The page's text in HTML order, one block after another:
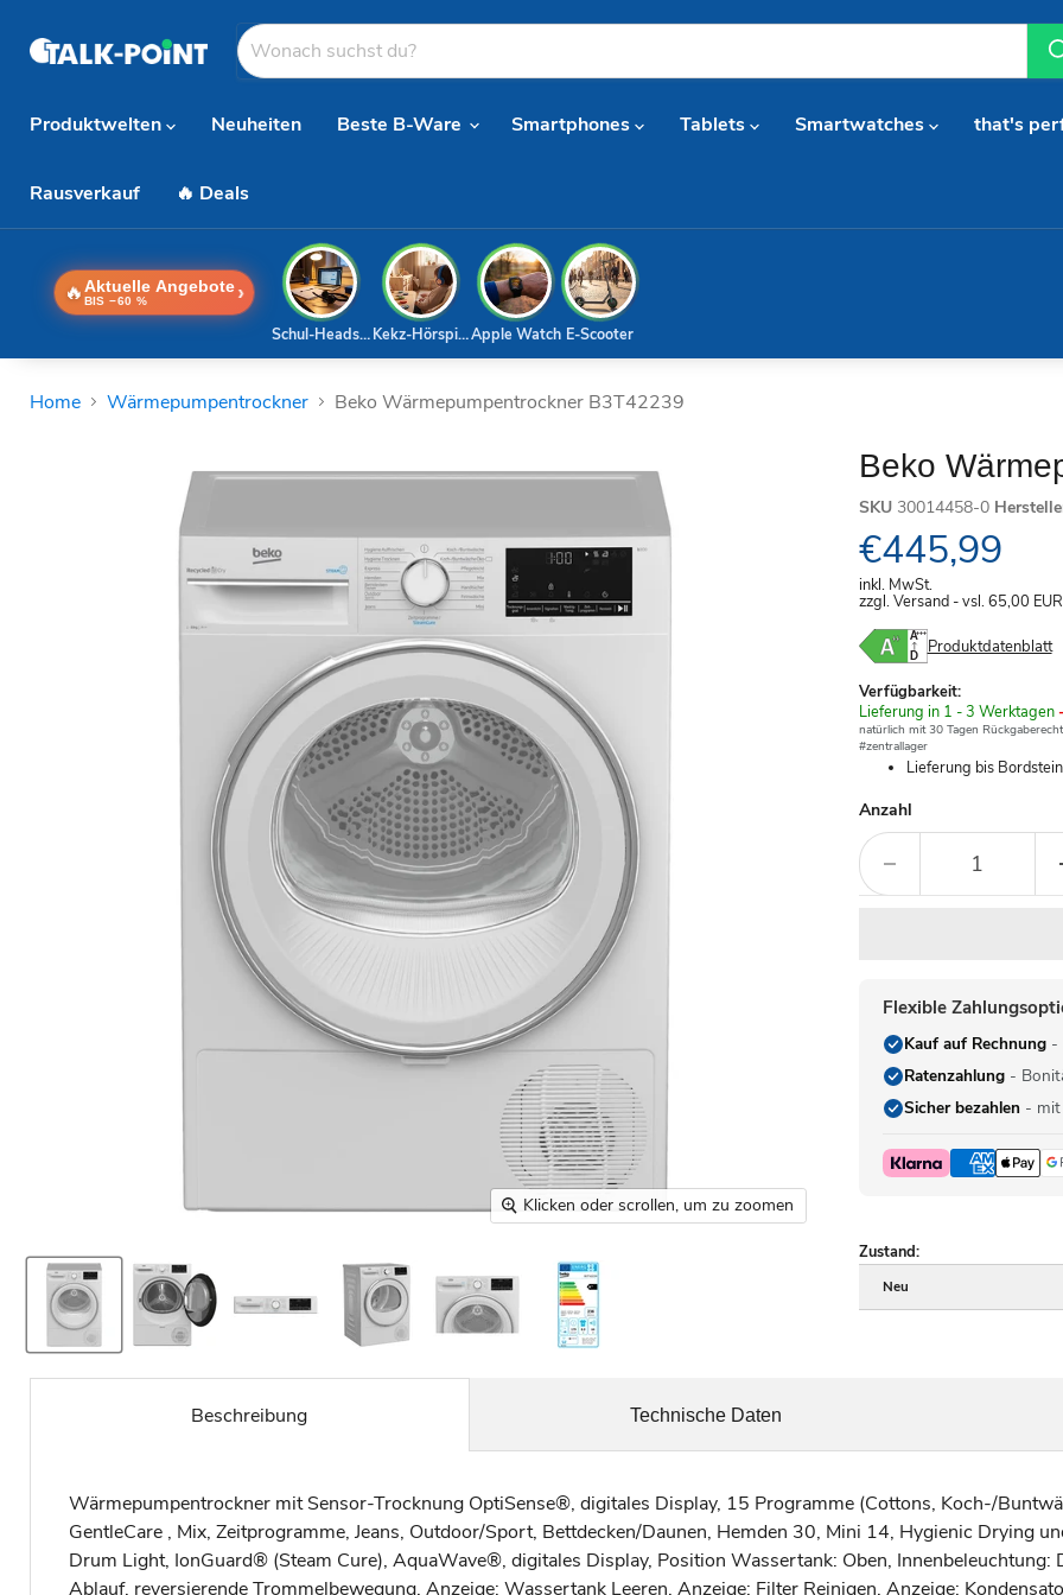
Produktwelten Neuheiten Beste B-Ware Smartphones Tablets Smartwatches that's
Rausverkauf 🔥 Deals
🔥 Aktuelle Angebote
BIS −60 % ›
E-Scooter
Apple Watch
Kekz-Hörspiele
Schul-Headset
Home Wärmepumpentrockner Beko Wärmepumpentrockner B3T42239
Klicken oder scrollen, um zu zoomen
Beko
SKU 30014458-0
Aktueller
€445,99
inkl. MwSt.
zzgl. Versand - vsl. 65,00 EUR
Produktdatenblatt
Verfügbarkeit:
Verfügbar
-
Lieferung in 1 - 3 Werktagen-
natürlich mit 30 Tagen Rückgaberecht
#zentrallager
Lieferung bis
Anzahl
Flexible
Kauf auf Rechnung-
Ratenzahlung-
Sicher bezahlen- mit
Zustand:
Neu
Beschreibung
Wärmepumpentrockner mit Sensor-Trocknung OptiSense®, digitales Display, 15 Programme (Cottons, Koch-/
GentleCare , Mix, Zeitprogramme, Jeans, Outdoor/Sport, Bettdecken/Daunen, Hemden 30, Mini 14, Hygienic Drying
Drum Light, IonGuard® (Steam Cure), AquaWave®, digitales Display, Position Wassertank: Oben, Innenbeleuchtung:
Ablauf, reversierende Trommelbewegung, Anzeige: Wassertank Leeren, Anzeige: Filter Reinigen, Anzeige:
Technische Daten